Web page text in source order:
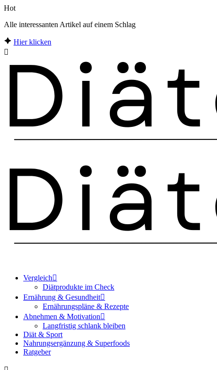
Hot
Alle interessanten Artikel auf einem Schlag
Hier klicken
Vergleich
Diätprodukte im Check
Ernährung & Gesundheit
Ernährungspläne & Rezepte
Abnehmen & Motivation
Langfristig schlank bleiben
Diät & Sport
Nahrungsergänzung & Superfoods
Ratgeber